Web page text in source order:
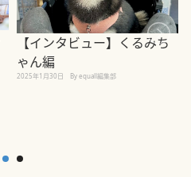
【インタビュー】くるみち
ゃん編
2025年1月30日 By equall編集部